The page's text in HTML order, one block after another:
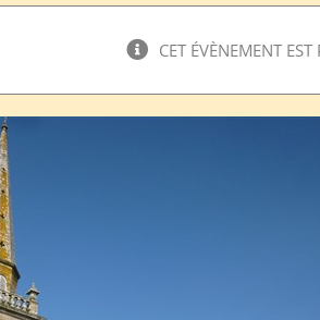
CET ÉVÈNEMENT EST